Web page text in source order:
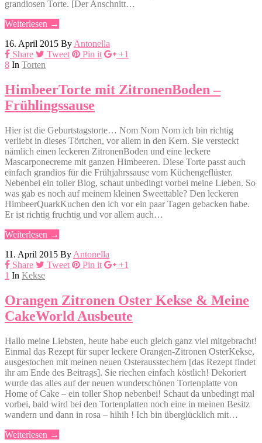
grandiosen Torte. [Der Anschnitt…
Weiterlesen →
16. April 2015 By Antonella
Share
Tweet Pin it
+1
8 In Torten
HimbeerTorte mit ZitronenBoden –
Frühlingssause
Hier ist die Geburtstagstorte… Nom Nom Nom ich bin richtig
verliebt in dieses Törtchen, vor allem in den Kern. Sie versteckt
nämlich einen leckeren ZitronenBoden und eine leckere
Mascarponecreme mit ganzen Himbeeren. Diese Torte passt auch
einfach grandios für die Frühjahrssause vom Küchengeflüster.
Nebenbei ein toller Blog, schaut unbedingt vorbei meine Lieben. So
was gab es noch auf meinem kleinen Sweettable? Den leckeren
HimbeerQuarkKuchen den ich vor ein paar Tagen gebacken habe.
Er ist richtig fruchtig und vor allem auch…
Weiterlesen →
11. April 2015 By Antonella
Share
Tweet Pin it
+1
1 In Kekse
Orangen Zitronen Oster Kekse & Meine
CakeWorld Ausbeute
Hallo meine Liebsten, heute habe euch gleich ganz viel mitgebracht!
Einmal das Rezept für super leckere Orangen-Zitronen OsterKekse,
ausgestochen mit meinen neuen Osterausstechern [das Rezept findet
ihr am Ende des Beitrags]. Sie riechen einfach köstlich! Dekoriert
wurde das alles auf der neuen wunderschönen Tortenplatte von
Home of Cake – ein toller Shop nebenbei! Schaut da unbedingt mal
vorbei, bald wird bei den Tortenplatten noch eine in meinen Besitz
wandern und dann in rosa – hihih ! Ich bin überglücklich mit…
Weiterlesen →